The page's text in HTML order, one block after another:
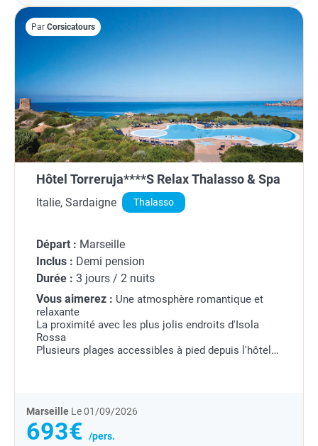
Par Corsicatours
Hôtel Torreruja****S Relax Thalasso & Spa
Italie, Sardaigne Thalasso
Départ : Marseille
Inclus : Demi pension
Durée : 3 jours / 2 nuits
Vous aimerez : Une atmosphère romantique et
relaxante
La proximité avec les plus jolis endroits d'Isola
Rossa
Plusieurs plages accessibles à pied depuis l'hôtel
Marseille Le 01/09/2026
693€ /pers.